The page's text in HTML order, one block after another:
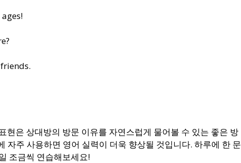
현은 상대방의 방문 이유를 자연스럽게 물어볼 수 있는 좋은 방
자주 사용하면 영어 실력이 더욱 향상될 것입니다. 하루에 한 문
조금씩 연습해보세요!